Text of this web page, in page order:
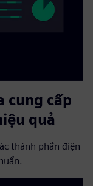
cung cấp
quả
thành phần điện